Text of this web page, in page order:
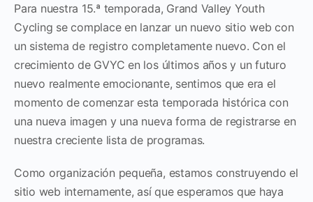
Para nuestra 15.ª temporada, Grand Valley Youth
Cycling se complace en lanzar un nuevo sitio web con
un sistema de registro completamente nuevo. Con el
crecimiento de GVYC en los últimos años y un futuro
nuevo realmente emocionante, sentimos que era el
momento de comenzar esta temporada histórica con
una nueva imagen y una nueva forma de registrarse en
nuestra creciente lista de programas.
Como organización pequeña, estamos construyendo el
sitio web internamente, así que esperamos que haya